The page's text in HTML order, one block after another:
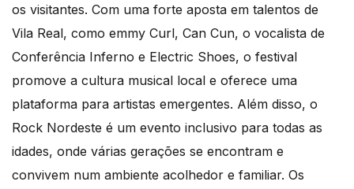
os visitantes. Com uma forte aposta em talentos de
Vila Real, como emmy Curl, Can Cun, o vocalista de
Conferência Inferno e Electric Shoes, o festival
promove a cultura musical local e oferece uma
plataforma para artistas emergentes. Além disso, o
Rock Nordeste é um evento inclusivo para todas as
idades, onde várias gerações se encontram e
convivem num ambiente acolhedor e familiar. Os